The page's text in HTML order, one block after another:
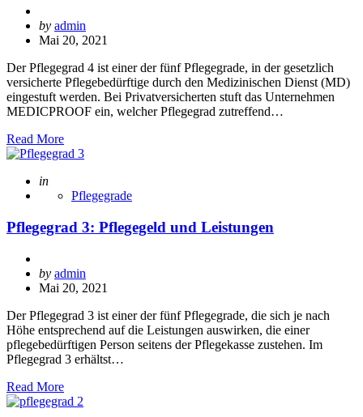
Posted
by
by admin
Mai 20, 2021
Der Pflegegrad 4 ist einer der fünf Pflegegrade, in der gesetzlich
versicherte Pflegebedürftige durch den Medizinischen Dienst (MD)
eingestuft werden. Bei Privatversicherten stuft das Unternehmen
MEDICPROOF ein, welcher Pflegegrad zutreffend…
Read More
Posted
in
Pflegegrade
Pflegegrad 3: Pflegegeld und Leistungen
Posted
by
by admin
Mai 20, 2021
Der Pflegegrad 3 ist einer der fünf Pflegegrade, die sich je nach
Höhe entsprechend auf die Leistungen auswirken, die einer
pflegebedürftigen Person seitens der Pflegekasse zustehen. Im
Pflegegrad 3 erhältst…
Read More